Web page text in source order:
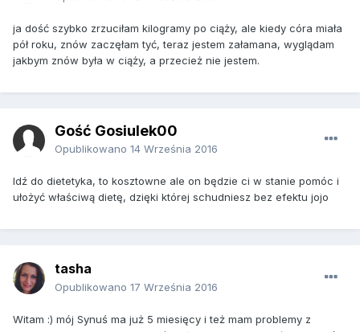
ja dość szybko zrzuciłam kilogramy po ciąży, ale kiedy córa miała
pół roku, znów zaczęłam tyć, teraz jestem załamana, wyglądam
jakbym znów była w ciąży, a przecież nie jestem.
Gość Gosiulek00
Opublikowano 14 Września 2016
Idź do dietetyka, to kosztowne ale on będzie ci w stanie pomóc i
ułożyć właściwą dietę, dzięki której schudniesz bez efektu jojo
tasha
Opublikowano 17 Września 2016
Witam :) mój Synuś ma już 5 miesięcy i też mam problemy z